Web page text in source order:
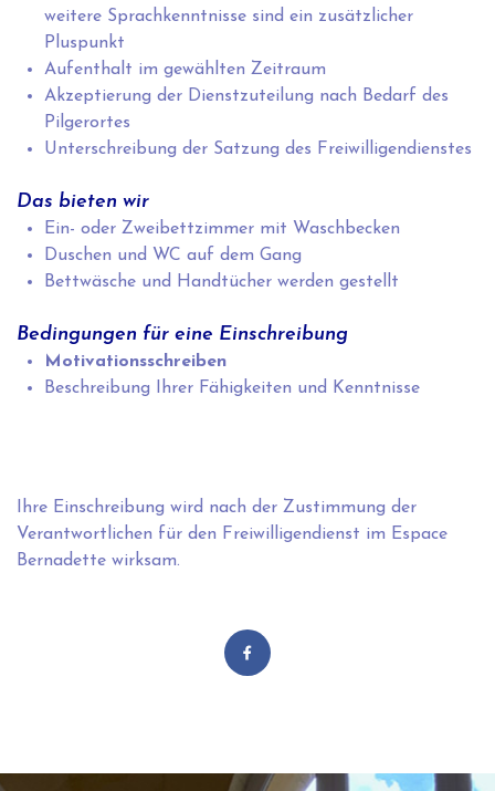
weitere Sprachkenntnisse sind ein zusätzlicher
Pluspunkt
Aufenthalt im gewählten Zeitraum
Akzeptierung der Dienstzuteilung nach Bedarf des
Pilgerortes
Unterschreibung der Satzung des Freiwilligendienstes
Das bieten wir
Ein- oder Zweibettzimmer mit Waschbecken
Duschen und WC auf dem Gang
Bettwäsche und Handtücher werden gestellt
Bedingungen für eine Einschreibung
Motivationsschreiben
Beschreibung Ihrer Fähigkeiten und Kenntnisse
Ihre Einschreibung wird nach der Zustimmung der
Verantwortlichen für den Freiwilligendienst im Espace
Bernadette wirksam.